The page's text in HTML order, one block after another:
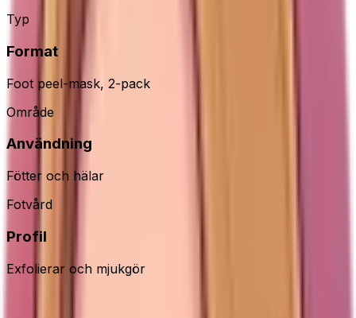
Typ
Format
Foot peel-mask, 2-pack
Område
Användning
Fötter och hälar
Fotvård
Profil
Exfolierar och mjukgör